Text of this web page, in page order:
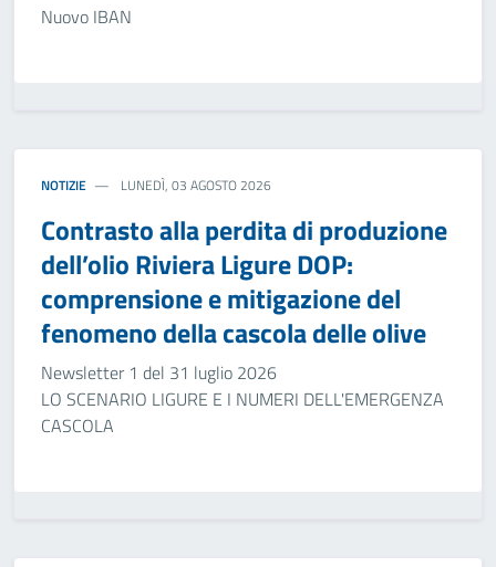
Nuovo IBAN
NOTIZIE LUNEDÌ, 03 AGOSTO 2026
Contrasto alla perdita di produzione
dell’olio Riviera Ligure DOP:
comprensione e mitigazione del
fenomeno della cascola delle olive
Newsletter 1 del 31 luglio 2026
LO SCENARIO LIGURE E I NUMERI DELL'EMERGENZA
CASCOLA